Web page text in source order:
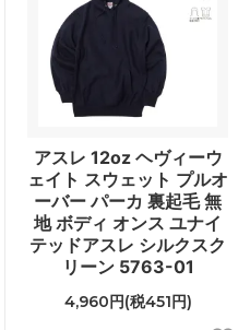
アスレ 12oz ヘヴィーウ
ェイト スウェット プルオ
ーバー パーカ 裏起毛 無
地 ボディ オンス ユナイ
テッドアスレ シルクスク
リーン 5763-01
4,960円(税451円)